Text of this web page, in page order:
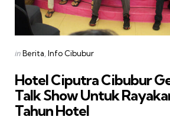
Categories
Posted
inBerita Info Cibubur
Hotel Ciputra Cibubur
Talk Show Untuk
Tahun Hotel